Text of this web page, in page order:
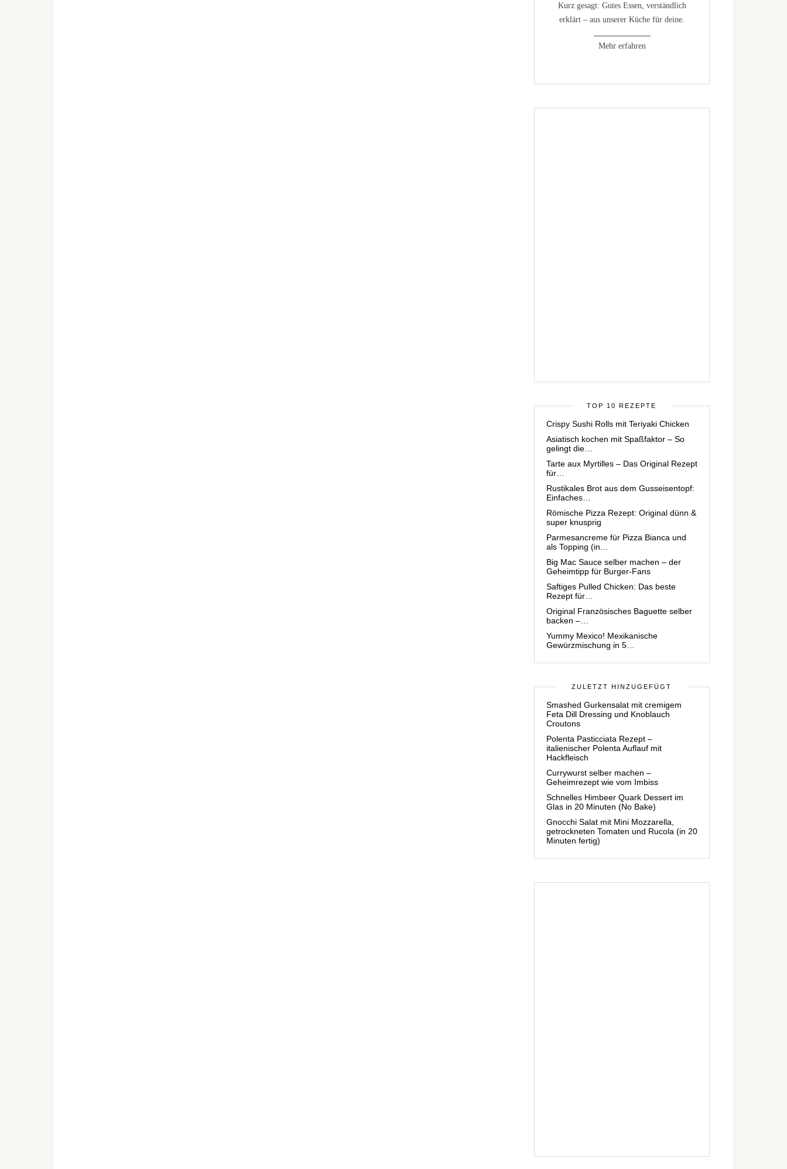
Kurz gesagt: Gutes Essen, verständlich
erklärt – aus unserer Küche für deine.
Mehr erfahren
TOP 10 REZEPTE
Crispy Sushi Rolls mit Teriyaki Chicken
Asiatisch kochen mit Spaßfaktor – So
gelingt die…
Tarte aux Myrtilles – Das Original Rezept
für…
Rustikales Brot aus dem Gusseisentopf:
Einfaches…
Römische Pizza Rezept: Original dünn &
super knusprig
Parmesancreme für Pizza Bianca und
als Topping (in…
Big Mac Sauce selber machen – der
Geheimtipp für Burger-Fans
Saftiges Pulled Chicken: Das beste
Rezept für…
Original Französisches Baguette selber
backen –…
Yummy Mexico! Mexikanische
Gewürzmischung in 5…
ZULETZT HINZUGEFÜGT
Smashed Gurkensalat mit cremigem
Feta Dill Dressing und Knoblauch
Croutons
Polenta Pasticciata Rezept –
italienischer Polenta Auflauf mit
Hackfleisch
Currywurst selber machen –
Geheimrezept wie vom Imbiss
Schnelles Himbeer Quark Dessert im
Glas in 20 Minuten (No Bake)
Gnocchi Salat mit Mini Mozzarella,
getrockneten Tomaten und Rucola (in 20
Minuten fertig)